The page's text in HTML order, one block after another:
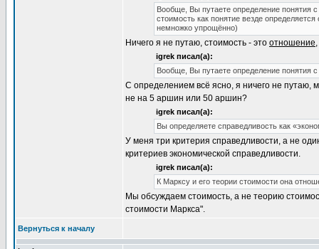
Вообще, Вы путаете определение понятия
стоимость как понятие везде определяется
немножко упрощённо)
Ничего я не путаю, стоимость - это отношение
igrek писал(а):
Вообще, Вы путаете определение понятия
С определением всё ясно, я ничего не путаю,
не на 5 аршин или 50 аршин?
igrek писал(а):
Вы определяете справедливость как
У меня три критерия справедливости, а не
критериев экономической справедливости.
igrek писал(а):
К Марксу и его теории стоимости она
Мы обсуждаем стоимость, а не теорию
стоимости Маркса".
Вернуться к началу